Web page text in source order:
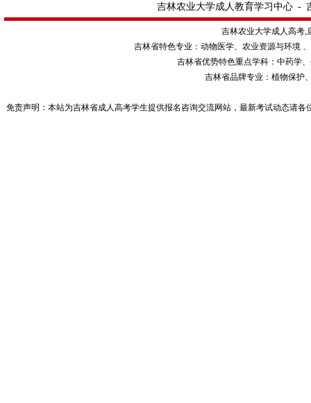
吉林农业大学成人教育学习中心 -
吉林农业大学成人高考,
吉林省特色专业：动物医学、农业资源与环境
吉林省优势特色重点学科：中药学
吉林省品牌专业：植物保护
免责声明：本站为吉林省成人高考学生提供报名咨询交流网站，最新考试动态请